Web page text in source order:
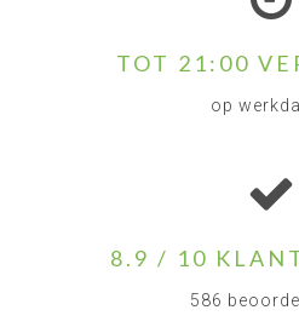
TOT 21:00
op
8.9 / 10
586